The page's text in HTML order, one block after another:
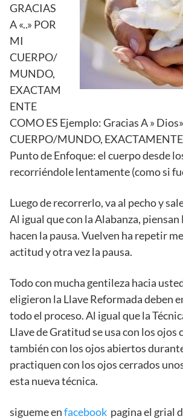
GRACIAS
A «..» POR
MI
CUERPO/
MUNDO,
EXACTAM
ENTE
COMO ES Ejemplo: Gracias A »
CUERPO/MUNDO,
Punto de Enfoque: el cuerpo desde
recorriéndole lentamente (como si
Luego de recorrerlo, va al pecho y
Al igual que con la Alabanza,
hacen la pausa. Vuelven ha repetir
actitud y otra vez la pausa.
Todo con mucha gentileza hacia
eligieron la Llave Reformada deben
todo el proceso. Al igual que la
Llave de Gratitud se usa con los ojos
también con los ojos abiertos
practiquen con los ojos cerrados
esta nueva técnica.
sigueme enfacebook pagina el grial